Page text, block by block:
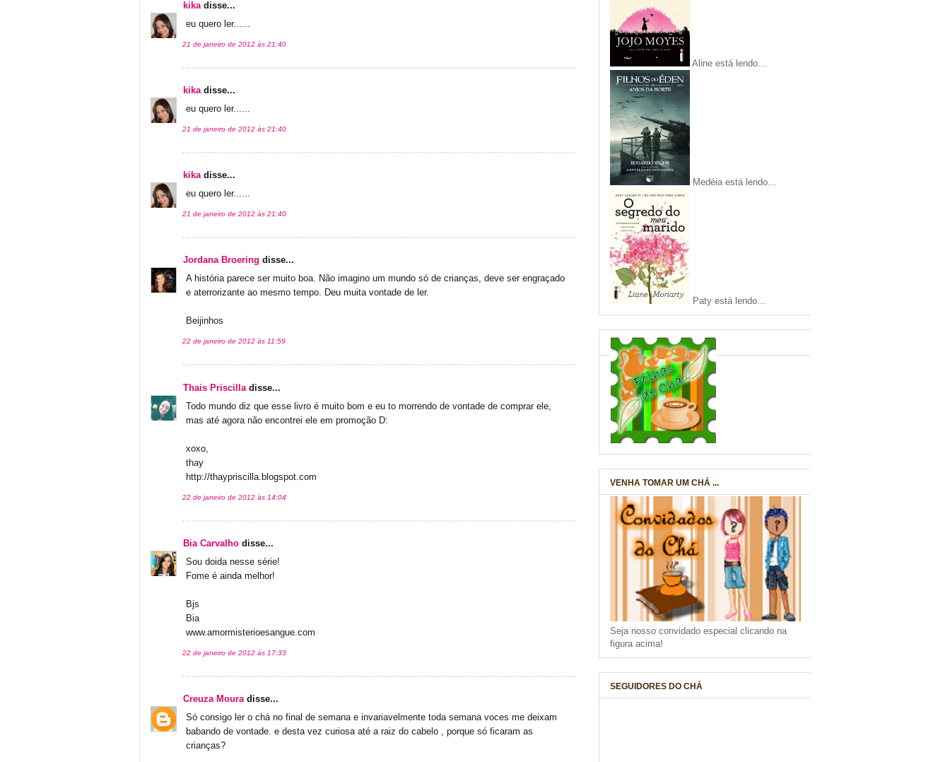
kikadisse...
eu quero ler......
21 de janeiro de 2012 às 21:40
kikadisse...
eu quero ler......
21 de janeiro de 2012 às 21:40
kikadisse...
eu quero ler......
21 de janeiro de 2012 às 21:40
Jordana Broering disse...
A história parece ser muito boa. Não imagino um mundo só de crianças, deve ser engraçado
e aterrorizante ao mesmo tempo. Deu muita vontade de ler.
Beijinhos
22 de janeiro de 2012 às 11:59
Thais Priscilla disse...
Todo mundo diz que esse livro é muito bom e eu to morrendo de vontade de comprar ele,
mas até agora não encontrei ele em promoção D:
xoxo,
thay
http://thaypriscilla.blogspot.com
22 de janeiro de 2012 às 14:04
Bia Carvalho disse...
Sou doida nesse série!
Fome é ainda melhor!
Bjs
Bia
www.amormisterioesangue.com
22 de janeiro de 2012 às 17:33
Creuza Mouradisse...
Só consigo ler o chá no final de semana e invariavelmente toda semana voces me deixam
babando de vontade. e desta vez curiosa até a raiz do cabelo , porque só ficaram as
crianças?
Aline está lendo...
Medéia está lendo...
Paty está lendo...
VENHA TOMAR UM CHÁ ...
Seja nosso convidado especial clicando na
figura acima!
SEGUIDORES DO CHÁ